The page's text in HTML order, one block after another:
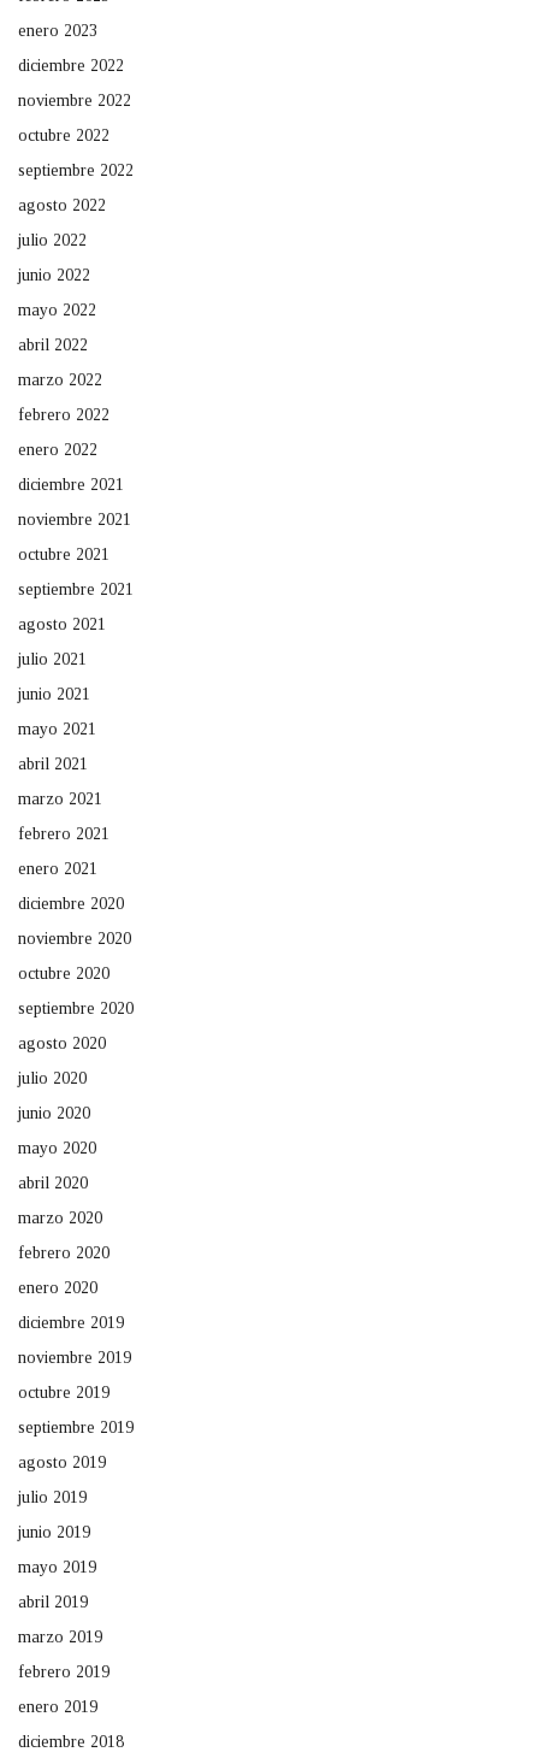
enero 2023
diciembre 2022
noviembre 2022
octubre 2022
septiembre 2022
agosto 2022
julio 2022
junio 2022
mayo 2022
abril 2022
marzo 2022
febrero 2022
enero 2022
diciembre 2021
noviembre 2021
octubre 2021
septiembre 2021
agosto 2021
julio 2021
junio 2021
mayo 2021
abril 2021
marzo 2021
febrero 2021
enero 2021
diciembre 2020
noviembre 2020
octubre 2020
septiembre 2020
agosto 2020
julio 2020
junio 2020
mayo 2020
abril 2020
marzo 2020
febrero 2020
enero 2020
diciembre 2019
noviembre 2019
octubre 2019
septiembre 2019
agosto 2019
julio 2019
junio 2019
mayo 2019
abril 2019
marzo 2019
febrero 2019
enero 2019
diciembre 2018